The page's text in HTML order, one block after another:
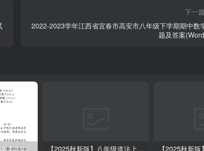
下一篇
2022-2023学年江西省宜春市高安市八年级下学期期中数
题及答案
【2025秋新版】八年级道法上册期末冲刺22天计划全册考点整理